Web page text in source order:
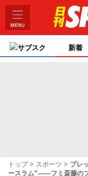
サブスク 新着
トップ スポーツ
ブレ
ースラム”――フミ斎藤の